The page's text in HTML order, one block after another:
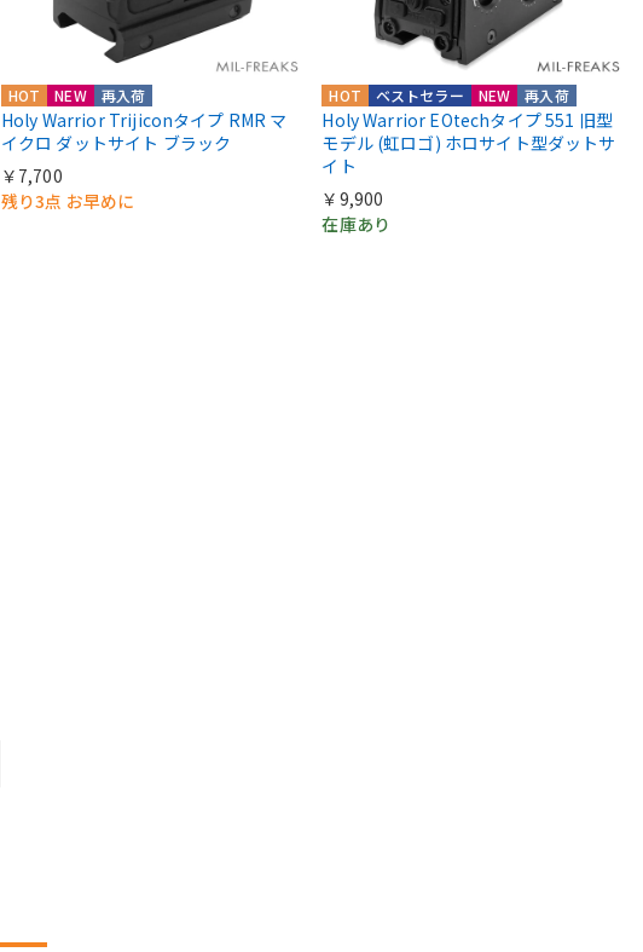
HOT NEW 再入荷
Holy Warrior Trijiconタイプ RMR マ
イクロ ダットサイト ブラック
￥7,700
残り3点 お早めに
HOT NEW 再入荷
ベストセラー
Holy Warrior EOtechタイプ 551 旧型
モデル (虹ロゴ) ホロサイト型ダットサ
イト
￥9,900
在庫あり